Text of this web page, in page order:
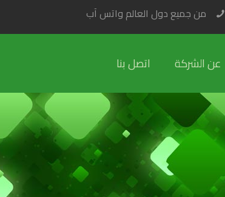
من جميع دول العالم واتس آب
عن الشركة اتصل بنا